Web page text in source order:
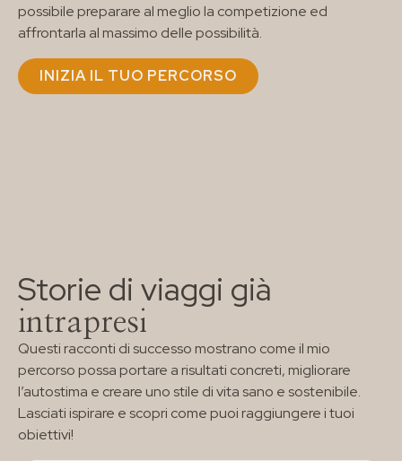
possibile preparare al meglio la competizione ed
affrontarla al massimo delle possibilità.
INIZIA IL TUO PERCORSO
Storie di viaggi già
intrapresi
Questi racconti di successo mostrano come il mio
percorso possa portare a risultati concreti, migliorare
l’autostima e creare uno stile di vita sano e sostenibile.
Lasciati ispirare e scopri come puoi raggiungere i tuoi
obiettivi!